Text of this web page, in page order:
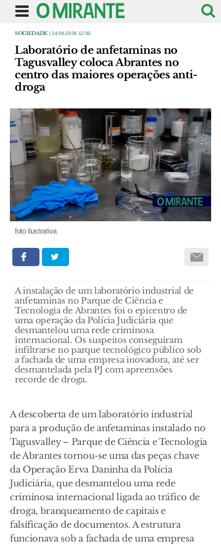
SOCIEDADE | 24-06-2026 12:00
Laboratório de anfetaminas no
Tagusvalley coloca Abrantes no
centro das maiores operações anti-
droga
foto ilustrativa
A instalação de um laboratório industrial de
anfetaminas no Parque de Ciência e
Tecnologia de Abrantes foi o epicentro de
uma operação da Polícia Judiciária que
desmantelou uma rede criminosa
internacional. Os suspeitos conseguiram
infiltrarse no parque tecnológico público sob
a fachada de uma empresa inovadora, até ser
desmantelada pela PJ com apreensões
recorde de droga.
A descoberta de um laboratório industrial
para a produção de anfetaminas instalado no
Tagusvalley – Parque de Ciência e Tecnologia
de Abrantes tornou-se uma das peças chave
da Operação Erva Daninha da Polícia
Judiciária, que desmantelou uma rede
criminosa internacional ligada ao tráfico de
droga, branqueamento de capitais e
falsificação de documentos. A estrutura
funcionava sob a fachada de uma empresa